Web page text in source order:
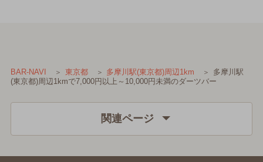
BAR-NAVI 東京都 多摩川駅(東京都)周辺1km
多摩川駅
(東京都)周辺1kmで7,000円以上～10,000円未満のダーツバー
関連ページ